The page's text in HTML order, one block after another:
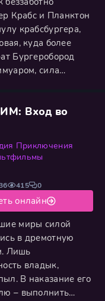
Крабс и Планктон
крабсбургера,
куда более
Бургеробород
сила
хватают
записка
Вход во
Приключения
миры силой
в дремотную
Лишь
владык,
В наказание его
– выполнить
415 0
онлайн